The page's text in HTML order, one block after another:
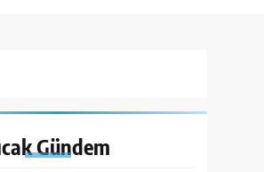
Gündem